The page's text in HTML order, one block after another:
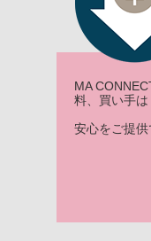
MA
料、買い手は
安心をご提供